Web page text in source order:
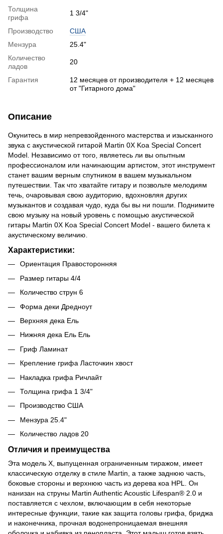
Толщина
грифа
1 3/4"
Производство
США
Мензура
25.4"
Количество
ладов
20
Гарантия
12 месяцев от производителя + 12 месяцев
от "Гитарного дома"
Описание
Окунитесь в мир непревзойденного мастерства и изысканного
звука с акустической гитарой Martin 0X Koa Special Concert
Model. Независимо от того, являетесь ли вы опытным
профессионалом или начинающим артистом, этот инструмент
станет вашим верным спутником в вашем музыкальном
путешествии. Так что хватайте гитару и позвольте мелодиям
течь, очаровывая свою аудиторию, вдохновляя других
музыкантов и создавая чудо, куда бы вы ни пошли. Поднимите
свою музыку на новый уровень с помощью акустической
гитары Martin 0X Koa Special Concert Model - вашего билета к
акустическому величию.
Характеристики:
Ориентация Правосторонняя
Размер гитары 4/4
Количество струн 6
Форма деки Дредноут
Верхняя дека Ель
Нижняя дека Ель Ель
Гриф Ламинат
Крепление грифа Ласточкин хвост
Накладка грифа Ричлайт
Толщина грифа 1 3/4"
Производство США
Мензура 25.4"
Количество ладов 20
Отличия и преимущества
Эта модель X, выпущенная ограниченным тиражом, имеет
классическую отделку в стиле Martin, а также заднюю часть,
боковые стороны и верхнюю часть из дерева коа HPL. Он
нанизан на струны Martin Authentic Acoustic Lifespan® 2.0 и
поставляется с чехлом, включающим в себя некоторые
интересные функции, такие как защита головы грифа, бриджа
и наконечника, прочная водонепроницаемая внешняя